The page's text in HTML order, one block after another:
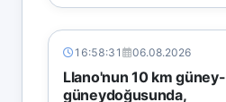
16:58:31 06.08.2026
Llano'nun 10 km güney-
güneydoğusunda,